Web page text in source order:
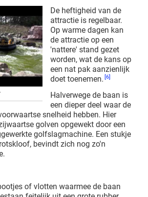
De heftigheid van de
attractie is regelbaar.
Op warme dagen kan
de attractie op een
'nattere' stand gezet
worden, wat de kans op
een nat pak aanzienlijk
doet toenemen. [6]
Halverwege de baan is
een dieper deel waar de
snelheid hebben. Hier
golven opgewekt door een
golfslagmachine. Een stukje
bevindt zich nog zo'n
of vlotten waarmee de baan